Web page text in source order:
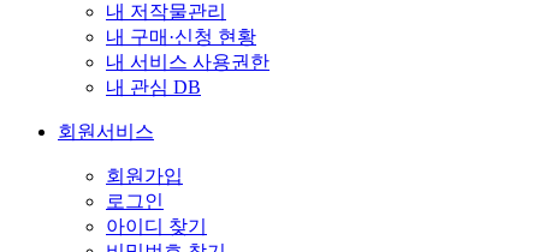
내 저작물관리
내 구매·신청 현황
내 서비스 사용권한
내 관심 DB
회원서비스
회원가입
로그인
아이디 찾기